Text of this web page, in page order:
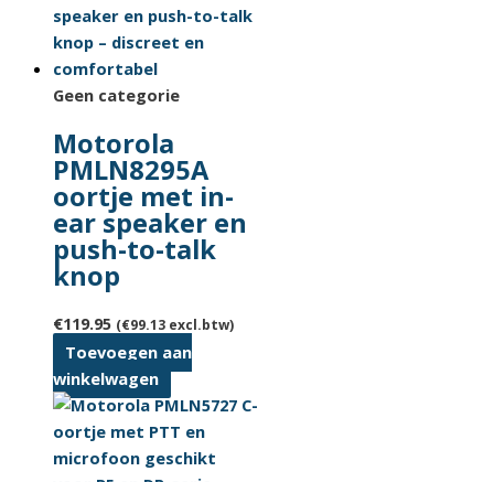
Geen categorie
Motorola
PMLN8295A
oortje met in-
ear speaker en
push-to-talk
knop
€119.95 (€99.13 excl.btw)
Toevoegen aan
winkelwagen